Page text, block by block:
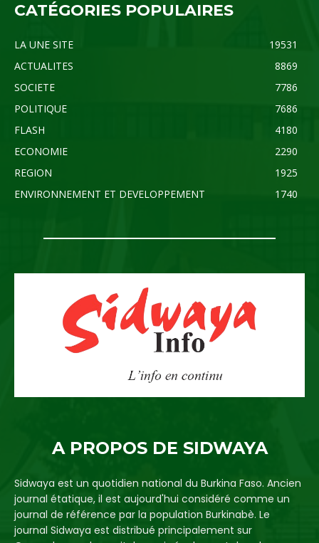
CATÉGORIES POPULAIRES
LA UNE SITE
19531
ACTUALITES
8869
SOCIETE
7786
POLITIQUE
7686
FLASH
4180
ECONOMIE
2290
REGION
1925
ENVIRONNEMENT ET DEVELOPPEMENT
1740
A PROPOS DE SIDWAYA
Sidwaya est un quotidien national du Burkina Faso. Ancien
journal étatique, il est aujourd'hui considéré comme un
journal de référence par la population Burkinabè. Le
journal Sidwaya est distribué principalement sur